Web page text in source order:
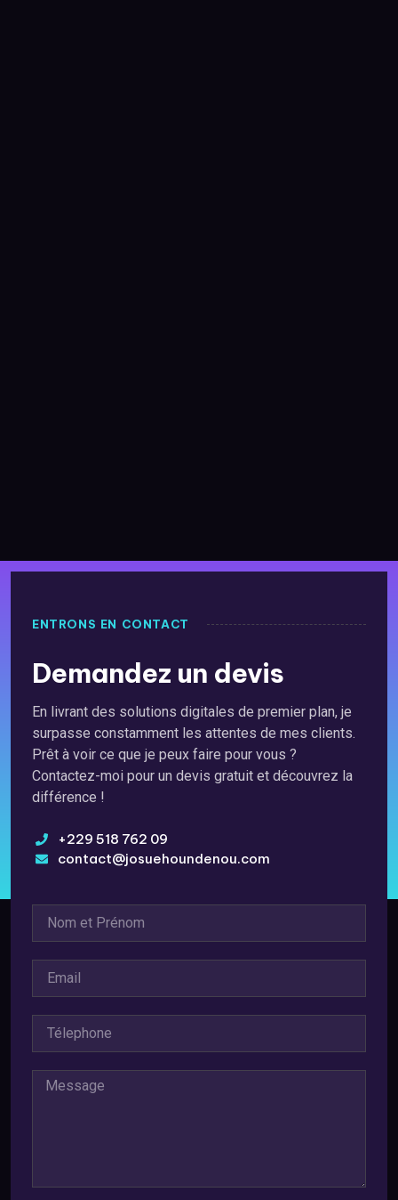
ENTRONS EN CONTACT
Demandez un devis
En livrant des solutions digitales de premier plan, je
surpasse constamment les attentes de mes clients.
Prêt à voir ce que je peux faire pour vous ?
Contactez-moi pour un devis gratuit et découvrez la
différence !
+229 518 762 09
contact@josuehoundenou.com